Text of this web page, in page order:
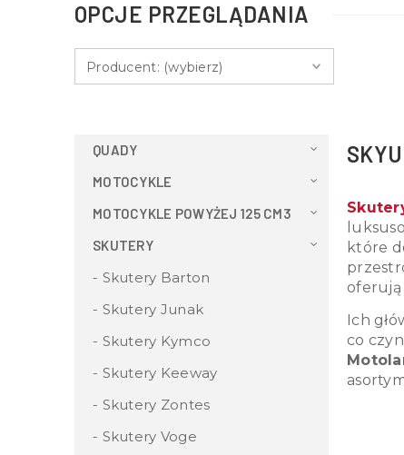
OPCJE PRZEGLĄDANIA
Producent: (wybierz)
QUADY
MOTOCYKLE
MOTOCYKLE POWYŻEJ 125 CM3
SKUTERY
Skutery Barton
Skutery Junak
Skutery Kymco
Skutery Keeway
Skutery Zontes
Skutery Voge
które
oferują
Ich
co